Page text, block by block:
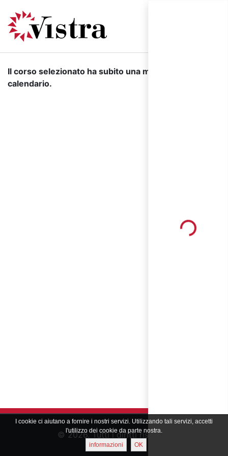
Il corso selezionato ha subito una modifica di
calendario.
Loading...
© 2026. Tutti i diritti riservati
I cookie ci aiutano a fornire i nostri servizi. Utilizzando tali servizi, accetti
l'utilizzo dei cookie da parte nostra.
informazioni
OK